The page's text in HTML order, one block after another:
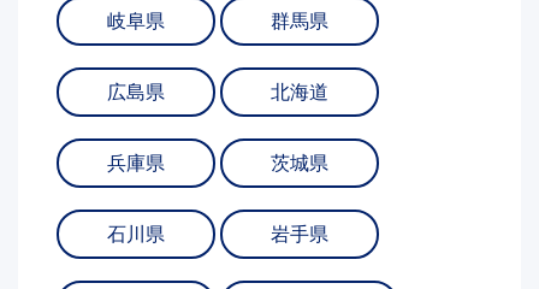
岐阜県 群馬県
広島県 北海道
兵庫県 茨城県
石川県 岩手県